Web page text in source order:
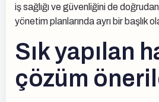
iş sağlığı ve güvenliğini de
yönetim planlarında ayrı bir başlık
Sık yapılan
çözüm